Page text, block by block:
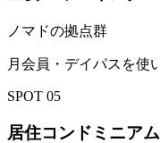
ノマドの拠点群
月会員・デイパスを使
SPOT 05
居住コンドミニア